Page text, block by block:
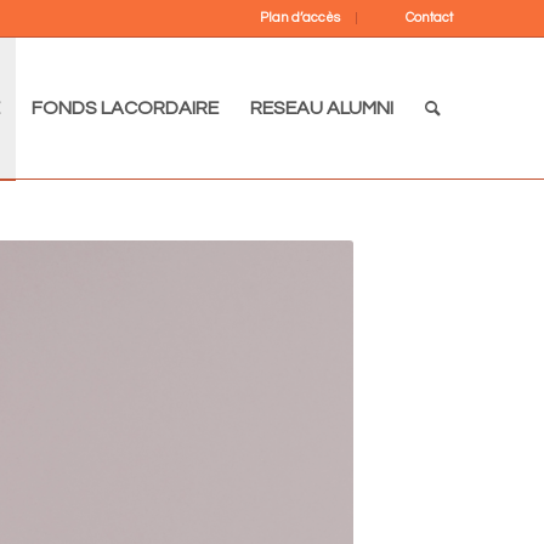
Plan d’accès Contact
FONDS LACORDAIRE RESEAU ALUMNI